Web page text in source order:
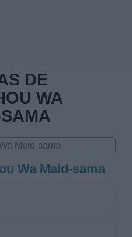
DE
WA
Wa Maid-sama